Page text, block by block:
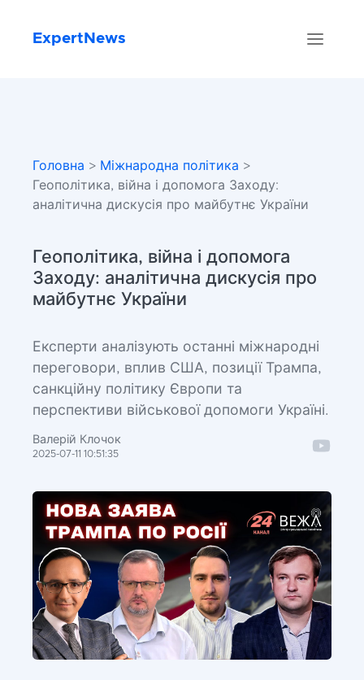
ExpertNews
Головна > Міжнародна політика >
Геополітика, війна і допомога Заходу:
аналітична дискусія про майбутнє України
Геополітика, війна і допомога
Заходу: аналітична дискусія про
майбутнє України
Експерти аналізують останні міжнародні
переговори, вплив США, позиції Трампа,
санкційну політику Європи та
перспективи військової допомоги Україні.
Валерій Клочок
2025-07-11 10:51:35